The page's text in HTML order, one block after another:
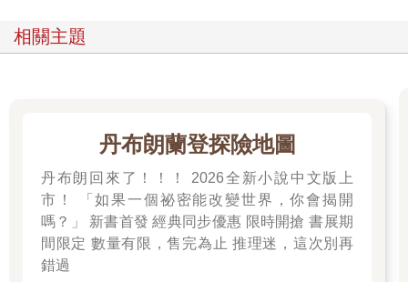
作能夠讓你感受到台語的不同面向，也陪你細細感受生活中各種
難以名狀的東西，一字一句為它們取上美麗的名字。
「拆箬光」
Thiah-ha̍h-kng
指清晨的天空如剝去竹殼一般、悄然將夜幕褪下後，自幽暗中綻
放的微弱曙光。
相關主題
丹布朗蘭登探險地圖
丹布朗回來了！！！ 2026全新小說中文版上
市！ 「如果一個祕密能改變世界，你會揭開
嗎？」 新書首發 經典同步優惠 限時開搶 書展期
間限定 數量有限，售完為止 推理迷，這次別再
錯過